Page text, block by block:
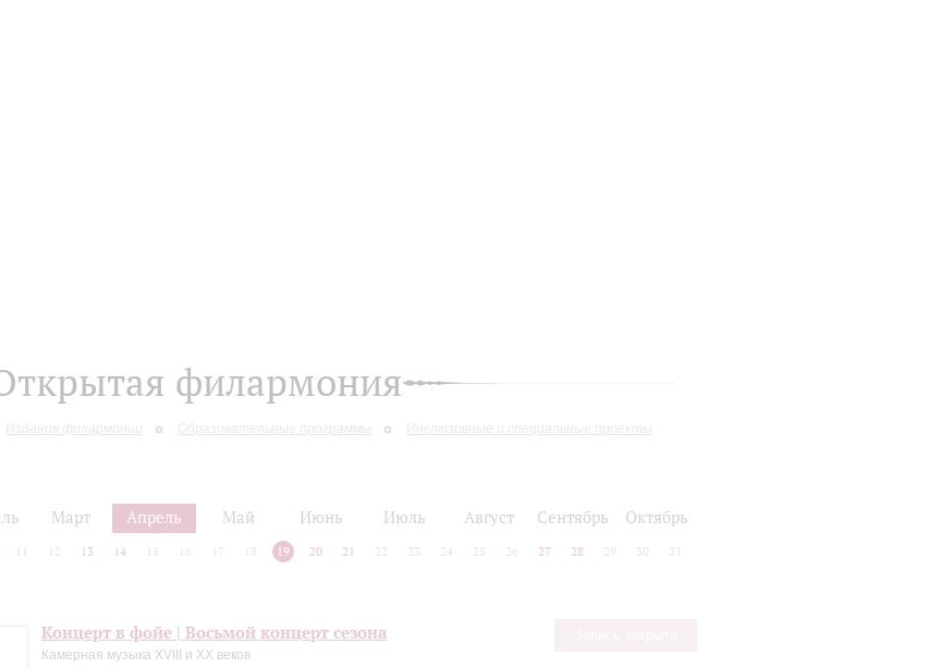
филармония
Издания филармонии Образовательные программы Инклюзивные и специальные проекты
Март Апрель Май Июнь Июль Август Сентябрь Октябрь
12 13 14 15 16 17 18 19 20 21 22 23 24 25 26 27 28 29 30 31
Концерт в фойе | Восьмой концерт сезона
Камерная музыка XVIII и XX веков